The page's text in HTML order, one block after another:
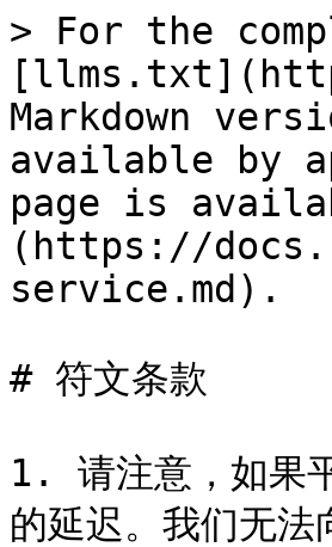
> For the
Markdown
available by
page is
(https://
service.md).
# 符文条款
1. 请注意，如果
的延迟。我们无法